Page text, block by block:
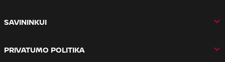
SAVININKUI
PRIVATUMO POLITIKA